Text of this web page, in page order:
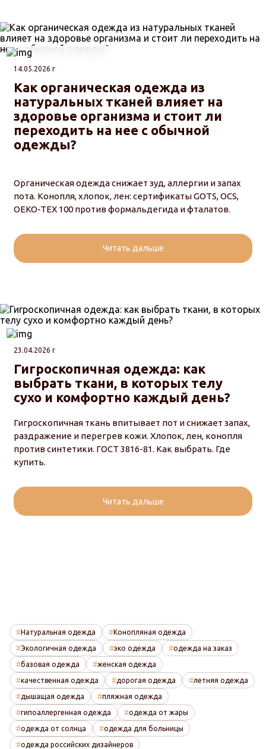
14.05.2026 г
Как органическая одежда из
натуральных тканей влияет на
здоровье организма и стоит ли
переходить на нее с обычной
одежды?
Органическая одежда снижает зуд, аллергии и запах
пота. Конопля, хлопок, лен: сертификаты GOTS, OCS,
OEKO-TEX 100 против формальдегида и фталатов.
Читать дальше
23.04.2026 г
Гигроскопичная одежда: как
выбрать ткани, в которых телу
сухо и комфортно каждый день?
Гигроскопичная ткань впитывает пот и снижает запах,
раздражение и перегрев кожи. Хлопок, лен, конопля
против синтетики. ГОСТ 3816-81. Как выбрать. Где
купить.
Читать дальше
Натуральная одежда Конопляная одежда
Экологичная одежда эко одежда одежда на заказ
базовая одежда женская одежда
качественная одежда дорогая одежда летняя одежда
дышащая одежда пляжная одежда
гипоаллергенная одежда одежда от жары
одежда от солнца одежда для больницы
одежда российских дизайнеров